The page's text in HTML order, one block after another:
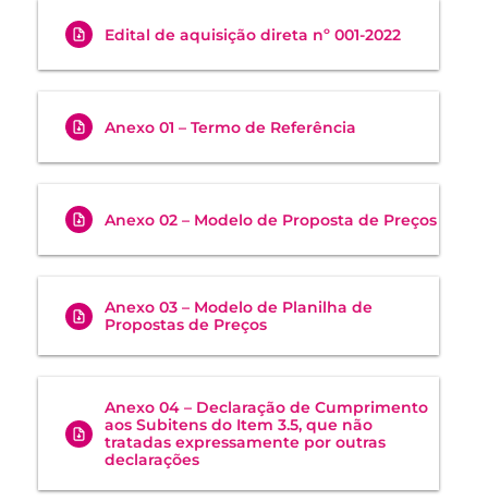
Edital de aquisição direta nº 001-2022
Anexo 01 – Termo de Referência
Anexo 02 – Modelo de Proposta de Preços
Anexo 03 – Modelo de Planilha de
Propostas de Preços
Anexo 04 – Declaração de Cumprimento
aos Subitens do Item 3.5, que não
tratadas expressamente por outras
declarações